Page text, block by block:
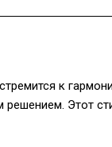
к
решением. Этот